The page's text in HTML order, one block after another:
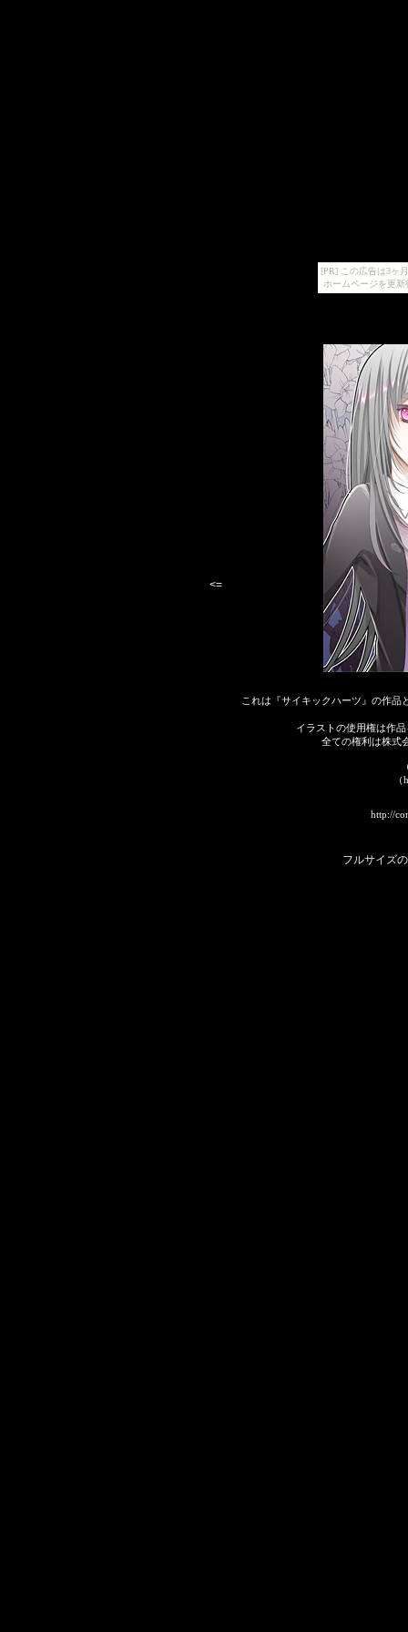
[PR] この広告は3ヶ
ホームページを更
<=
これは『サイキックハーツ』の作品
イラストの使用権は作
全ての権利は株式
http://
フルサイズ